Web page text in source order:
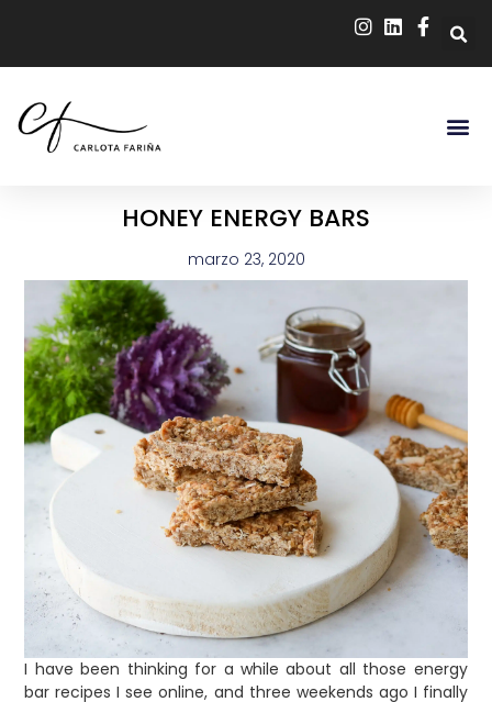
HONEY ENERGY BARS
marzo 23, 2020
I have been thinking for a while about all those energy
bar recipes I see online, and three weekends ago I finally